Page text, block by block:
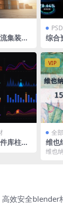
集装箱
综合
库柱状
VIP
全
维也
维也
效安全blender